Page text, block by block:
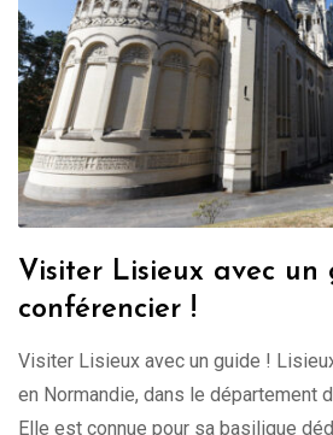
Visiter Lisieux avec un
conférencier !
Visiter Lisieux avec un guide !
en Normandie, dans le département
Elle est connue pour sa basilique